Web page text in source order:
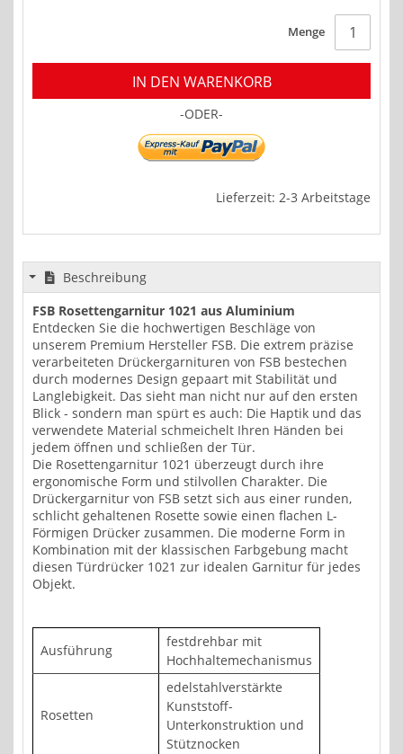
Menge
IN DEN WARENKORB
-ODER-
Lieferzeit: 2-3 Arbeitstage
Beschreibung
FSB Rosettengarnitur 1021 aus Aluminium
Entdecken Sie die hochwertigen Beschläge von
unserem Premium Hersteller FSB. Die extrem präzise
verarbeiteten Drückergarnituren von FSB bestechen
durch modernes Design gepaart mit Stabilität und
Langlebigkeit. Das sieht man nicht nur auf den ersten
Blick - sondern man spürt es auch: Die Haptik und das
verwendete Material schmeichelt Ihren Händen bei
jedem öffnen und schließen der Tür.
Die Rosettengarnitur 1021 überzeugt durch ihre
ergonomische Form und stilvollen Charakter. Die
Drückergarnitur von FSB setzt sich aus einer runden,
schlicht gehaltenen Rosette sowie einen flachen L-
Förmigen Drücker zusammen. Die moderne Form in
Kombination mit der klassischen Farbgebung macht
diesen Türdrücker 1021 zur idealen Garnitur für jedes
Objekt.
Ausführung
festdrehbar mit
Hochhaltemechanismus
Rosetten
edelstahlverstärkte
Kunststoff-
Unterkonstruktion und
Stütznocken